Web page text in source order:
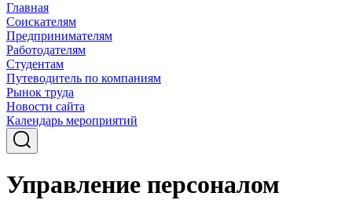
Главная
Соискателям
Предпринимателям
Работодателям
Студентам
Путеводитель по компаниям
Рынок труда
Новости сайта
Календарь мероприятий
Управление персоналом